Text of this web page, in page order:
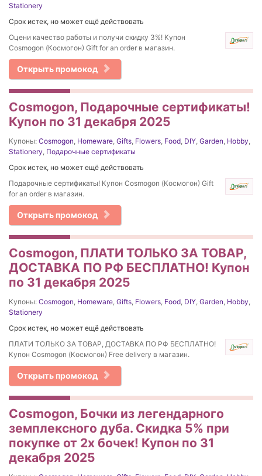
Stationery
Срок истек, но может ещё действовать
Оцени качество работы и получи скидку 3%! Купон
Cosmogon (Космогон) Gift for an order в магазин.
Открыть промокод
Cosmogon, Подарочные сертификаты!
Купон по 31 декабря 2025
Купоны: Cosmogon, Homeware, Gifts, Flowers, Food, DIY, Garden, Hobby,
Stationery, Подарочные сертификаты
Срок истек, но может ещё действовать
Подарочные сертификаты! Купон Cosmogon (Космогон) Gift
for an order в магазин.
Открыть промокод
Cosmogon, ПЛАТИ ТОЛЬКО ЗА ТОВАР,
ДОСТАВКА ПО РФ БЕСПЛАТНО! Купон
по 31 декабря 2025
Купоны: Cosmogon, Homeware, Gifts, Flowers, Food, DIY, Garden, Hobby,
Stationery
Срок истек, но может ещё действовать
ПЛАТИ ТОЛЬКО ЗА ТОВАР, ДОСТАВКА ПО РФ БЕСПЛАТНО!
Купон Cosmogon (Космогон) Free delivery в магазин.
Открыть промокод
Cosmogon, Бочки из легендарного
земплексного дуба. Скидка 5% при
покупке от 2х бочек! Купон по 31
декабря 2025